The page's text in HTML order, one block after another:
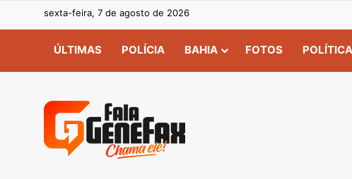
sexta-feira, 7 de agosto de 2026
ÚLTIMAS POLÍCIA BAHIA FOTOS POLÍTICA